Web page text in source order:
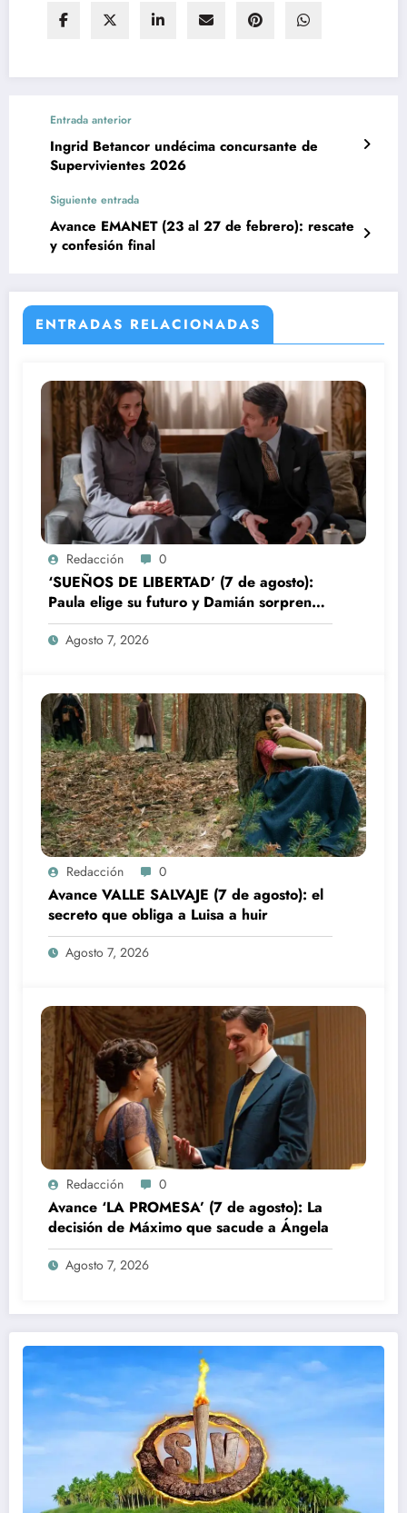
Entrada anterior
Ingrid Betancor undécima concursante de
Supervivientes 2026
Siguiente entrada
Avance EMANET (23 al 27 de febrero): rescate
y confesión final
ENTRADAS RELACIONADAS
Redacción 0
‘SUEÑOS DE LIBERTAD’ (7 de agosto):
Paula elige su futuro y Damián sorprende
a Bianca
Agosto 7, 2026
Redacción 0
Avance VALLE SALVAJE (7 de agosto): el
secreto que obliga a Luisa a huir
Agosto 7, 2026
Redacción 0
Avance ‘LA PROMESA’ (7 de agosto): La
decisión de Máximo que sacude a Ángela
Agosto 7, 2026